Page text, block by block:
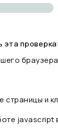
эта
страницы и
javascript